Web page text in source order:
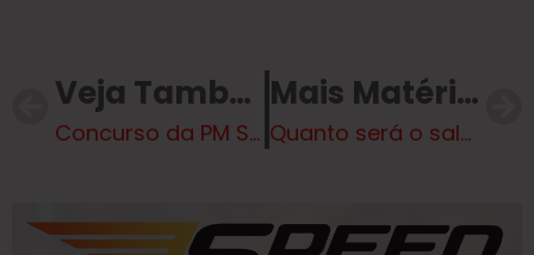
Veja Também
Concurso da PM SP: 2.700 vagas e remuneração inicial de R$ 4.852,21!
Mais Matérias
Quanto será o salário mínimo se governo aprovar PL de corte de gastos?